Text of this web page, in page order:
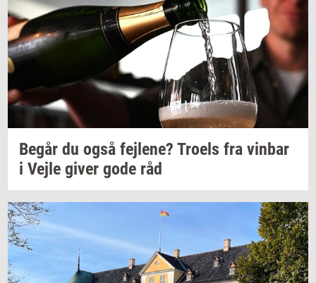
Begår du også fejl­e­ne? Tro­els fra vin­bar
i Vejle giver gode råd